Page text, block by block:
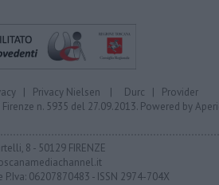
| Privacy Nielsen | Durc | Provider
n. 5935 del 27.09.2013. Powered by
8 - 50129 FIRENZE
06207870483 - ISSN 2974-704X